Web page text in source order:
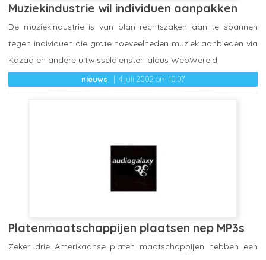
Muziekindustrie wil individuen aanpakken
nieuws 4 juli 2002 om 10:07
De muziekindustrie is van plan rechtszaken aan te spannen
tegen individuen die grote hoeveelheden muziek aanbieden via
Kazaa en andere uitwisseldiensten aldus WebWereld.
Platenmaatschappijen plaatsen nep MP3s
Zeker drie Amerikaanse platen maatschappijen hebben een